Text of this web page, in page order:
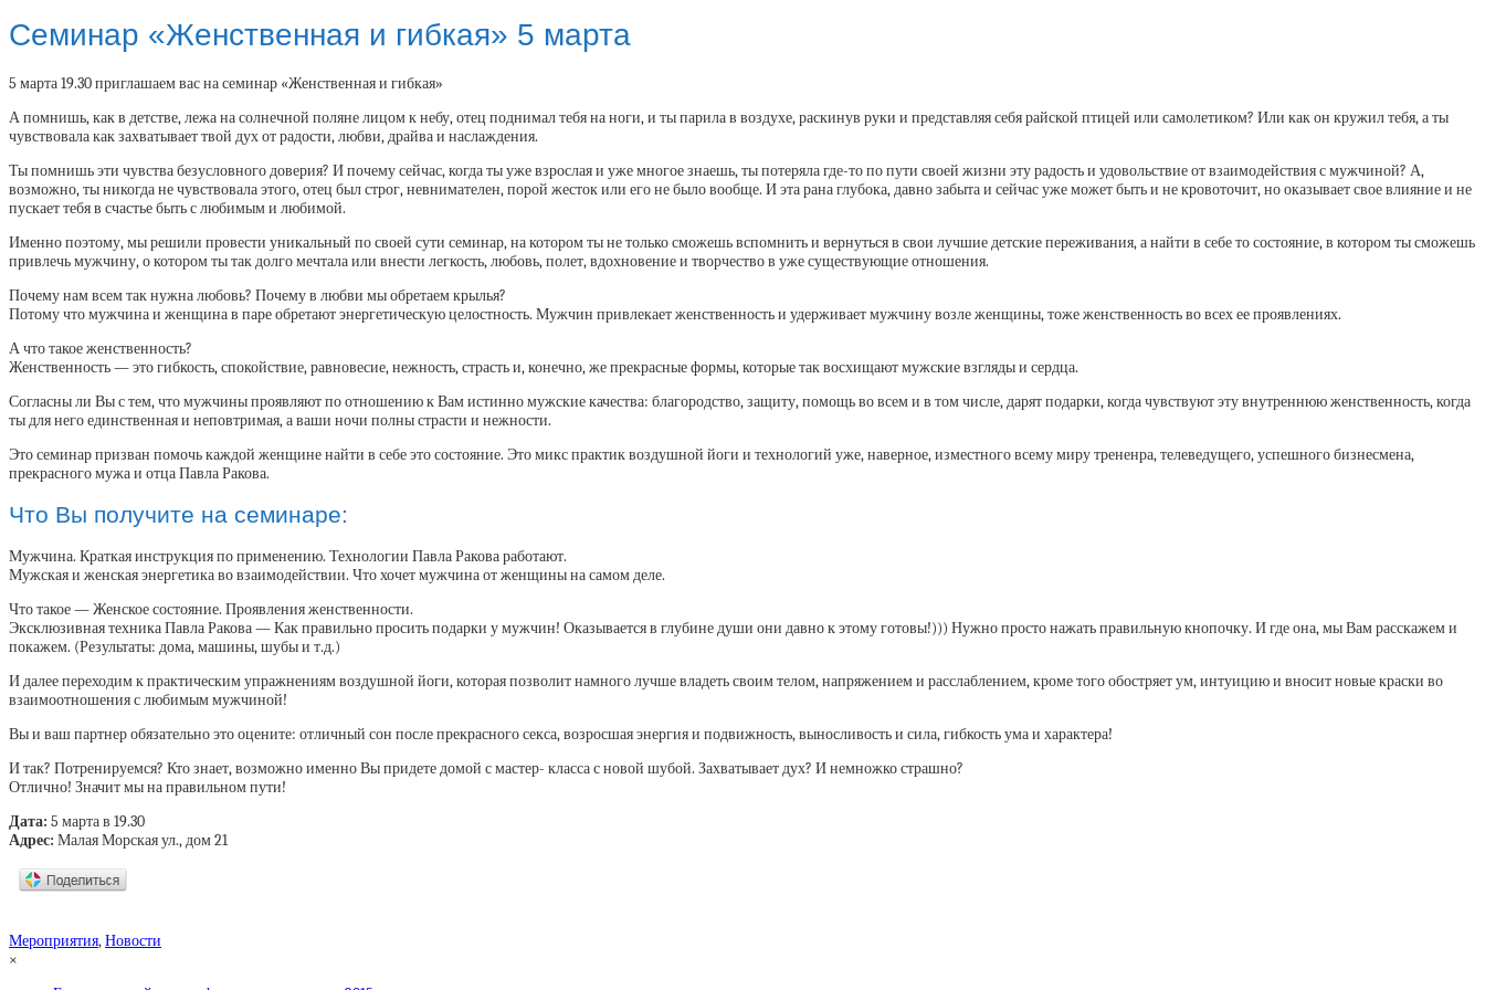
Cеминар «Женственная и гибкая» 5 марта
5 марта 19.30 приглашаем вас на семинар «Женственная и гибкая»
А помнишь, как в детстве, лежа на солнечной поляне лицом к небу, отец поднимал тебя на ноги, и ты парила в воздухе, раскинув руки и представляя себя райской птицей или самолетиком? Или как он кружил тебя, а ты
чувствовала как захватывает твой дух от радости, любви, драйва и наслаждения.
Ты помнишь эти чувства безусловного доверия? И почему сейчас, когда ты уже взрослая и уже многое знаешь, ты потеряла где-то по пути своей жизни эту радость и удовольствие от взаимодействия с мужчиной? А,
возможно, ты никогда не чувствовала этого, отец был строг, невнимателен, порой жесток или его не было вообще. И эта рана глубока, давно забыта и сейчас уже может быть и не кровоточит, но оказывает свое влияние и не
пускает тебя в счастье быть с любимым и любимой.
Именно поэтому, мы решили провести уникальный по своей сути семинар, на котором ты не только сможешь вспомнить и вернуться в свои лучшие детские переживания, а найти в себе то состояние, в котором ты сможешь
привлечь мужчину, о котором ты так долго мечтала или внести легкость, любовь, полет, вдохновение и творчество в уже существующие отношения.
Почему нам всем так нужна любовь? Почему в любви мы обретаем крылья?
Потому что мужчина и женщина в паре обретают энергетическую целостность. Мужчин привлекает женственность и удерживает мужчину возле женщины, тоже женственность во всех ее проявлениях.
А что такое женственность?
Женственность — это гибкость, спокойствие, равновесие, нежность, страсть и, конечно, же прекрасные формы, которые так восхищают мужские взгляды и сердца.
Согласны ли Вы с тем, что мужчины проявляют по отношению к Вам истинно мужские качества: благородство, защиту, помощь во всем и в том числе, дарят подарки, когда чувствуют эту внутреннюю женственность, когда
ты для него единственная и неповтримая, а ваши ночи полны страсти и нежности.
Это семинар призван помочь каждой женщине найти в себе это состояние. Это микс практик воздушной йоги и технологий уже, наверное, изместного всему миру трененра, телеведущего, успешного бизнесмена,
прекрасного мужа и отца Павла Ракова.
Что Вы получите на семинаре:
Мужчина. Краткая инструкция по применению. Технологии Павла Ракова работают.
Мужская и женская энергетика во взаимодействии. Что хочет мужчина от женщины на самом деле.
Что такое — Женское состояние. Проявления женственности.
Эксклюзивная техника Павла Ракова — Как правильно просить подарки у мужчин! Оказывается в глубине души они давно к этому готовы!))) Нужно просто нажать правильную кнопочку. И где она, мы Вам расскажем и
покажем. (Результаты: дома, машины, шубы и т.д.)
И далее переходим к практическим упражнениям воздушной йоги, которая позволит намного лучше владеть своим телом, напряжением и расслаблением, кроме того обостряет ум, интуицию и вносит новые краски во
взаимоотношения с любимым мужчиной!
Вы и ваш партнер обязательно это оцените: отличный сон после прекрасного секса, возросшая энергия и подвижность, выносливость и сила, гибкость ума и характера!
И так? Потренируемся? Кто знает, возможно именно Вы придете домой с мастер- класса с новой шубой. Захватывает дух? И немножко страшно?
Отлично! Значит мы на правильном пути!
Дата: 5 марта в 19.30
Адрес: Малая Морская ул., дом 21
Мероприятия,Новости
×